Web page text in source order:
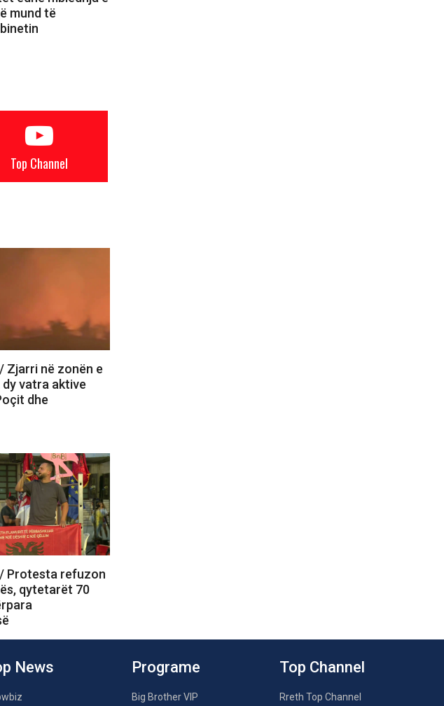
mund të
Top Channel
Zjarri në zonën e
vatra aktive
dhe
Protesta refuzon
qytetarët 70
News Programe
Big Brother VIP
Top Channel
Rreth Top Channel